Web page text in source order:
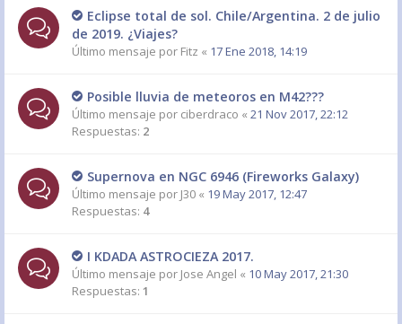
Eclipse total de sol. Chile/Argentina. 2 de julio
de 2019. ¿Viajes?
Último mensaje por Fitz « 17 Ene 2018, 14:19
Posible lluvia de meteoros en M42???
Último mensaje por ciberdraco « 21 Nov 2017, 22:12
Respuestas: 2
Supernova en NGC 6946 (Fireworks Galaxy)
Último mensaje por J30 « 19 May 2017, 12:47
Respuestas: 4
I KDADA ASTROCIEZA 2017.
Último mensaje por Jose Angel « 10 May 2017, 21:30
Respuestas: 1